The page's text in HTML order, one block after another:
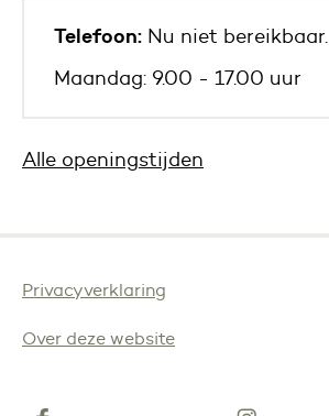
Telefoon: Nu niet bereikbaar.
Maandag: 9.00 - 17.00 uur
Alle openingstijden
Privacyverklaring
Over deze website